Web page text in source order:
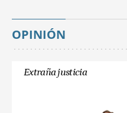
OPINIÓN
Extraña justicia